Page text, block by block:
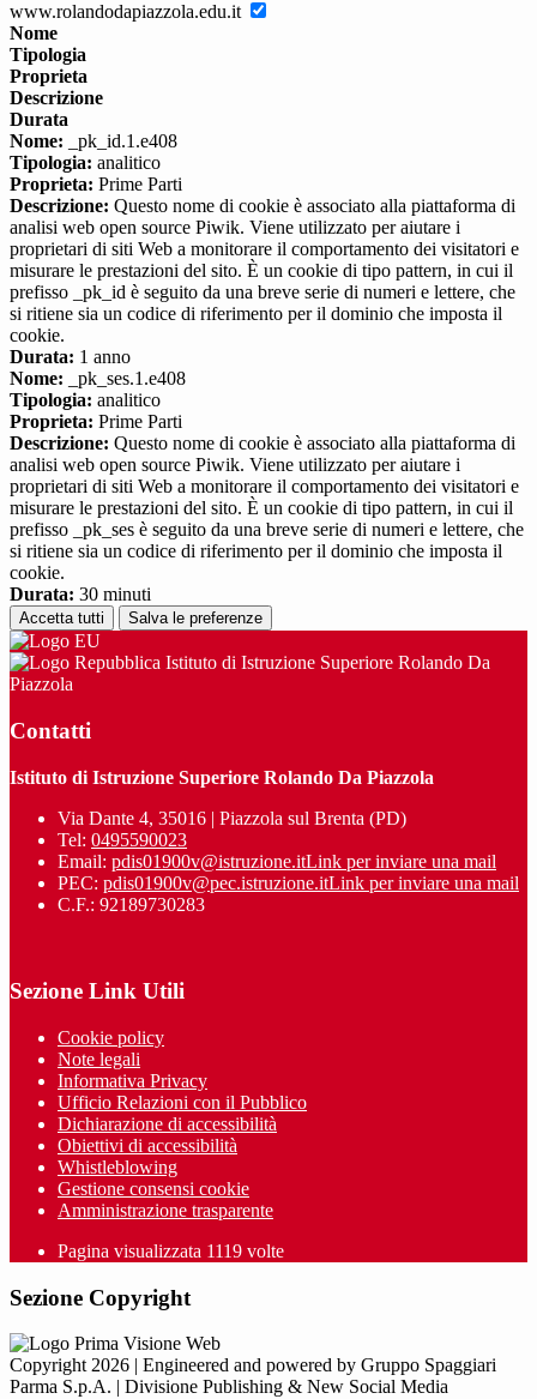
www.rolandodapiazzola.edu.it
Nome
Tipologia
Proprieta
Descrizione
Durata
Nome: _pk_id.1.e408
Tipologia: analitico
Proprieta: Prime Parti
Descrizione: Questo nome di cookie è associato alla piattaforma di
analisi web open source Piwik. Viene utilizzato per aiutare i
proprietari di siti Web a monitorare il comportamento dei visitatori e
misurare le prestazioni del sito. È un cookie di tipo pattern, in cui il
prefisso _pk_id è seguito da una breve serie di numeri e lettere, che
si ritiene sia un codice di riferimento per il dominio che imposta il
cookie.
Durata: 1 anno
Nome: _pk_ses.1.e408
Tipologia: analitico
Proprieta: Prime Parti
Descrizione: Questo nome di cookie è associato alla piattaforma di
analisi web open source Piwik. Viene utilizzato per aiutare i
proprietari di siti Web a monitorare il comportamento dei visitatori e
misurare le prestazioni del sito. È un cookie di tipo pattern, in cui il
prefisso _pk_ses è seguito da una breve serie di numeri e lettere, che
si ritiene sia un codice di riferimento per il dominio che imposta il
cookie.
Durata: 30 minuti
Accetta tutti Salva le preferenze
Istituto di Istruzione Superiore Rolando Da
Piazzola
Contatti
Istituto di Istruzione Superiore Rolando Da Piazzola
Via Dante 4, 35016 | Piazzola sul Brenta (PD)
Tel: 0495590023
Email: pdis01900v@istruzione.itLink per inviare una mail
PEC: pdis01900v@pec.istruzione.itLink per inviare una mail
C.F.: 92189730283
Sezione Link Utili
Cookie policy
Note legali
Informativa Privacy
Ufficio Relazioni con il Pubblico
Dichiarazione di accessibilità
Obiettivi di accessibilità
Whistleblowing
Gestione consensi cookie
Amministrazione trasparente
Pagina visualizzata 1119 volte
Sezione Copyright
Copyright 2026 | Engineered and powered by Gruppo Spaggiari
Parma S.p.A. | Divisione Publishing & New Social Media